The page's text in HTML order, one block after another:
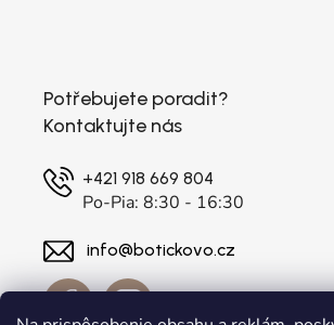
Potřebujete poradit?
Kontaktujte nás
+421 918 669 804
Po-Pia: 8:30 - 16:30
info@botickovo.cz